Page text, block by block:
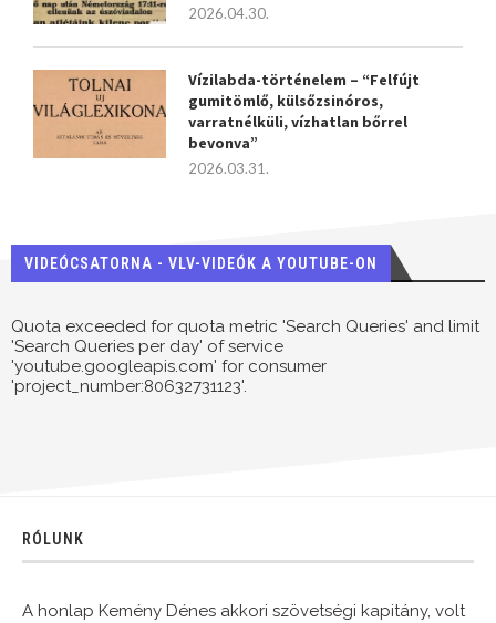
2026.04.30.
Vízilabda-történelem – “Felfújt
gumitömlő, külsőzsinóros,
varratnélküli, vízhatlan bőrrel
bevonva”
2026.03.31.
VIDEÓCSATORNA - VLV-VIDEÓK A YOUTUBE-ON
Quota exceeded for quota metric 'Search Queries' and limit
'Search Queries per day' of service
'youtube.googleapis.com' for consumer
'project_number:80632731123'.
RÓLUNK
A honlap Kemény Dénes akkori szövetségi kapitány, volt